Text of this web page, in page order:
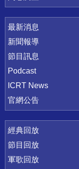
最新消息
新聞報導
節目訊息
Podcast
ICRT News
官網公告
經典回放
節目回放
軍歌回放